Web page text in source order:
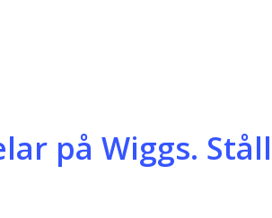
på Wiggs.